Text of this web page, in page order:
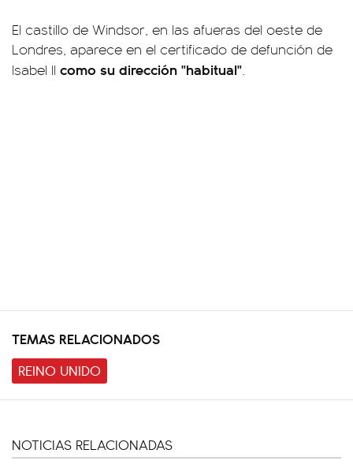
El castillo de Windsor, en las afueras del oeste de
Londres, aparece en el certificado de defunción de
Isabel II como su dirección "habitual".
TEMAS RELACIONADOS
REINO UNIDO
NOTICIAS RELACIONADAS